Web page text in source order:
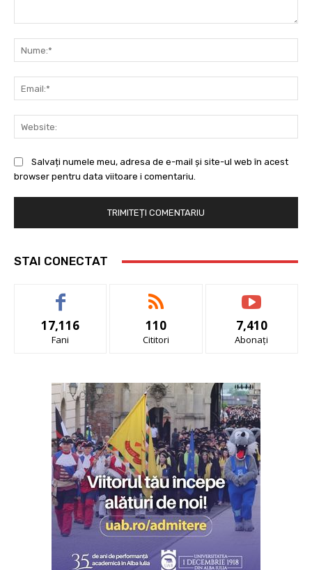
Salvați numele meu, adresa de e-mail și site-ul web în acest
browser pentru data viitoare i comentariu.
STAI CONECTAT
17,116
Fani
110
Cititori
7,410
Abonați